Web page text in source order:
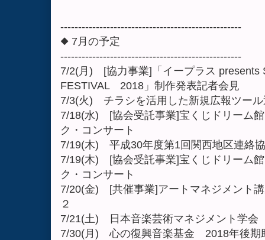
---------------------------------------------------
◆ 7月の予定
---------------------------------------------------
7/2(月) [協力事業]「イープラス presents
FESTIVAL 2018」制作発表記者会見
7/3(火) チラシを活用した新規広報ツール
7/18(水) [協会受託事業]宝くじドリーム
ク・コンサート
7/19(木) 平成30年度第1回関西地区連絡
7/19(木) [協会受託事業]宝くじドリーム
ク・コンサート
7/20(金) [共催事業]アートマネジメント講
２
7/21(土) 日本音楽芸術マネジメント学
7/30(月) 心の復興音楽基金 2018年後期